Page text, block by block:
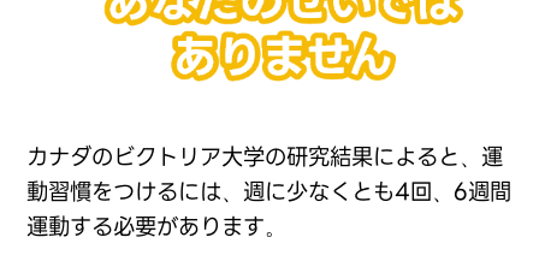
カナダのビクトリア大学の研究結果によると、運
動習慣をつけるには、週に少なくとも4回、6週間
運動する必要があります。